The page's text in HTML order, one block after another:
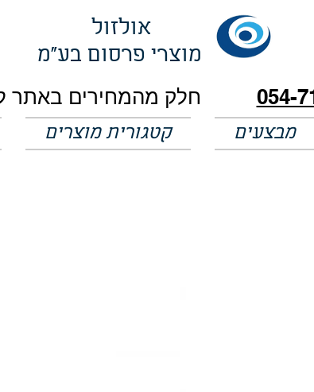
אולזול
מוצרי פרסום בע"מ
054-
מבצעים קטגורית מוצרים